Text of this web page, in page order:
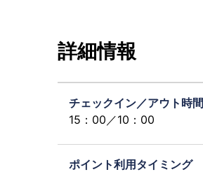
詳細情報
チェックイン／アウト時間
15：00／10：00
ポイント利用タイミング